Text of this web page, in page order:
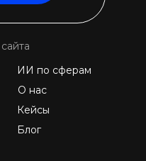
Блог
ИИ по сферам
Кейсы
О нас